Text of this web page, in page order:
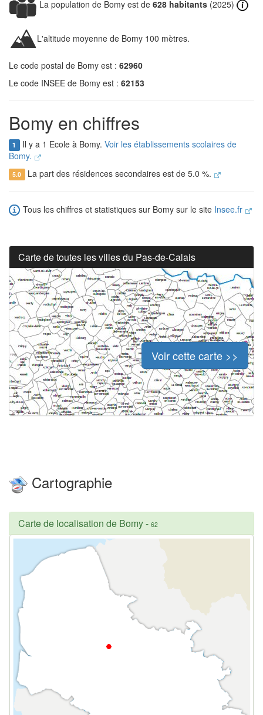
La population de Bomy est de 628 habitants (2025)
L'altitude moyenne de Bomy 100 mètres.
Le code postal de Bomy est : 62960
Le code INSEE de Bomy est : 62153
Bomy en chiffres
1 Il y a 1 Ecole à Bomy. Voir les établissements scolaires de
Bomy.
5.0 La part des résidences secondaires est de 5.0 %.
Tous les chiffres et statistiques sur Bomy sur le site Insee.fr
Carte de toutes les villes du Pas-de-Calais
Voir cette carte >>
Cartographie
Carte de localisation de Bomy- 62